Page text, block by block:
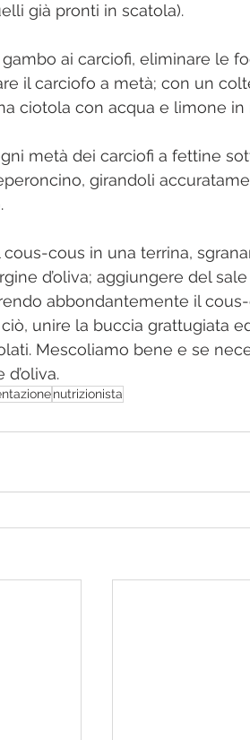
già pronti in scatola).
gambo ai carciofi, eliminare le
il carciofo a metà; con un
ciotola con acqua e limone
metà dei carciofi a fettine
girandoli
cous-cous in una terrina,
d’oliva; aggiungere del
abbondantemente il
unire la buccia grattugiata
Mescoliamo bene e se
nutrizionista